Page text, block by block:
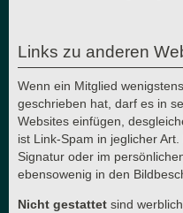
Links zu anderen
Wenn ein Mitglied
geschrieben hat, darf es in
Websites einfügen,
ist Link-Spam in jeglicher
Signatur oder im
ebensowenig in den
Nicht gestattet sind